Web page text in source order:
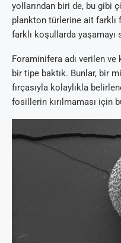
yollarından biri de, bu gibi
plankton türlerine ait farklı
farklı koşullarda yaşamayı
Foraminifera adı verilen
bir tipe baktık. Bunlar, bir
fırçasıyla kolaylıkla
fosillerin kırılmaması için